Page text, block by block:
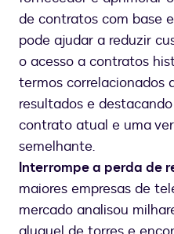
de contratos com base
pode ajudar a reduzir
o acesso a contratos
termos correlacionados
resultados e
contrato atual e uma
semelhante.
Interrompe a perda de
maiores empresas de
mercado analisou